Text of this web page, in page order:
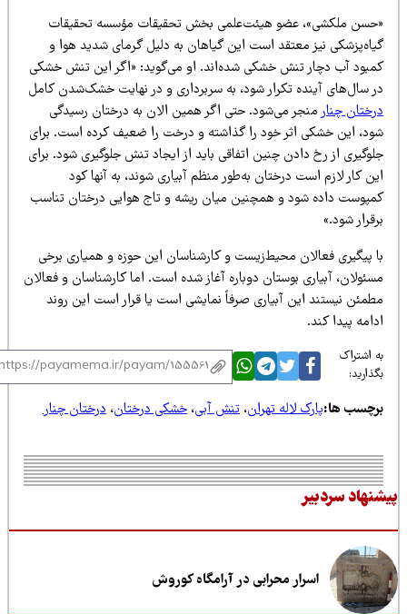
ملکشی»، عضو هیئت‌علمی بخش تحقیقات مؤسسه تحقیقات
نیز معتقد است این گیاهان به دلیل گرمای شدید هوا و
آب دچار تنش خشکی شده‌اند. او می‌گوید: «اگر این تنش خشکی
سال‌های آینده تکرار شود، به سربرداری و در نهایت خشک‌شدن کامل
چنارمنجر می‌شود. حتی اگر همین الان به درختان رسیدگی
این خشکی اثر خود را گذاشته و درخت را ضعیف کرده است. برای
از رخ دادن چنین اتفاقی باید از ایجاد تنش جلوگیری شود. برای
کار لازم است درختان به‌طور منظم آبیاری شوند، به آنها کود
داده شود و همچنین میان ریشه و تاج هوایی درختان تناسب
شود.»
پیگیری فعالان محیط‌زیست و کارشناسان این حوزه و همیاری برخی
آبیاری بوستان دوباره آغاز شده است. اما کارشناسان و فعالان
نیستند این آبیاری صرفاً نمایشی است یا قرار است این روند
پیدا کند.
اشتراک
ها:پارک لاله تهران،تنش آبی،خشکی درختان،درختان چنار
سردبیر
اسرار محرابی در آرامگاه کوروش